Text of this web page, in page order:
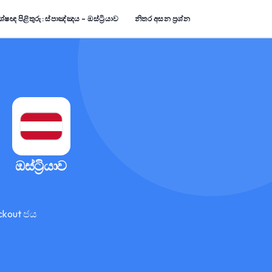
පිළිතුරු: ස්පාඤ්ඤය – ඔස්ට්‍රියාව නිතර අසන ප්‍රශ්න
ඔස්ට්‍රියාව
ජය